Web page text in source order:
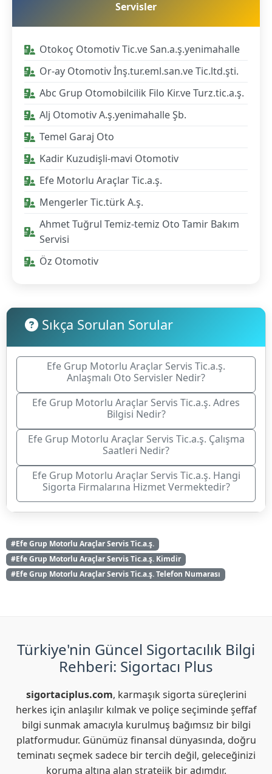
Servisler
Otokoç Otomotiv Tic.ve San.a.ş.yenimahalle
Or-ay Otomotiv İnş.tur.eml.san.ve Tic.ltd.şti.
Abc Grup Otomobilcilik Filo Kir.ve Turz.tic.a.ş.
Alj Otomotiv A.ş.yenimahalle Şb.
Temel Garaj Oto
Kadir Kuzudişli-mavi Otomotiv
Efe Motorlu Araçlar Tic.a.ş.
Mengerler Tic.türk A.ş.
Ahmet Tuğrul Temiz-temiz Oto Tamir Bakım
Servisi
Öz Otomotiv
Sıkça Sorulan Sorular
Efe Grup Motorlu Araçlar Servis Tic.a.ş.
Anlaşmalı Oto Servisler Nedir?
Efe Grup Motorlu Araçlar Servis Tic.a.ş. Adres
Bilgisi Nedir?
Efe Grup Motorlu Araçlar Servis Tic.a.ş. Çalışma
Saatleri Nedir?
Efe Grup Motorlu Araçlar Servis Tic.a.ş. Hangi
Sigorta Firmalarına Hizmet Vermektedir?
#Efe Grup Motorlu Araçlar Servis Tic.a.ş.
#Efe Grup Motorlu Araçlar Servis Tic.a.ş. Kimdir
#Efe Grup Motorlu Araçlar Servis Tic.a.ş. Telefon Numarası
Türkiye'nin Güncel Sigortacılık Bilgi
Rehberi: Sigortacı Plus
sigortaciplus.com, karmaşık sigorta süreçlerini
herkes için anlaşılır kılmak ve poliçe seçiminde şeffaf
bilgi sunmak amacıyla kurulmuş bağımsız bir bilgi
platformudur. Günümüz finansal dünyasında, doğru
teminatı seçmek sadece bir tercih değil, geleceğinizi
koruma altına alan stratejik bir adımdır.